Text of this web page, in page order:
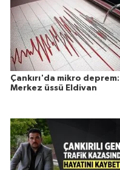
Çankırı'da mikro deprem:
Merkez üssü Eldivan